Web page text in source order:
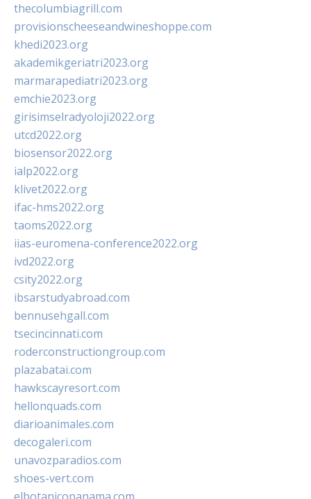
thecolumbiagrill.com
provisionscheeseandwineshoppe.com
khedi2023.org
akademikgeriatri2023.org
marmarapediatri2023.org
emchie2023.org
girisimselradyoloji2022.org
utcd2022.org
biosensor2022.org
ialp2022.org
klivet2022.org
ifac-hms2022.org
taoms2022.org
iias-euromena-conference2022.org
ivd2022.org
csity2022.org
ibsarstudyabroad.com
bennusehgall.com
tsecincinnati.com
roderconstructiongroup.com
plazabatai.com
hawkscayresort.com
hellonquads.com
diarioanimales.com
decogaleri.com
unavozparadios.com
shoes-vert.com